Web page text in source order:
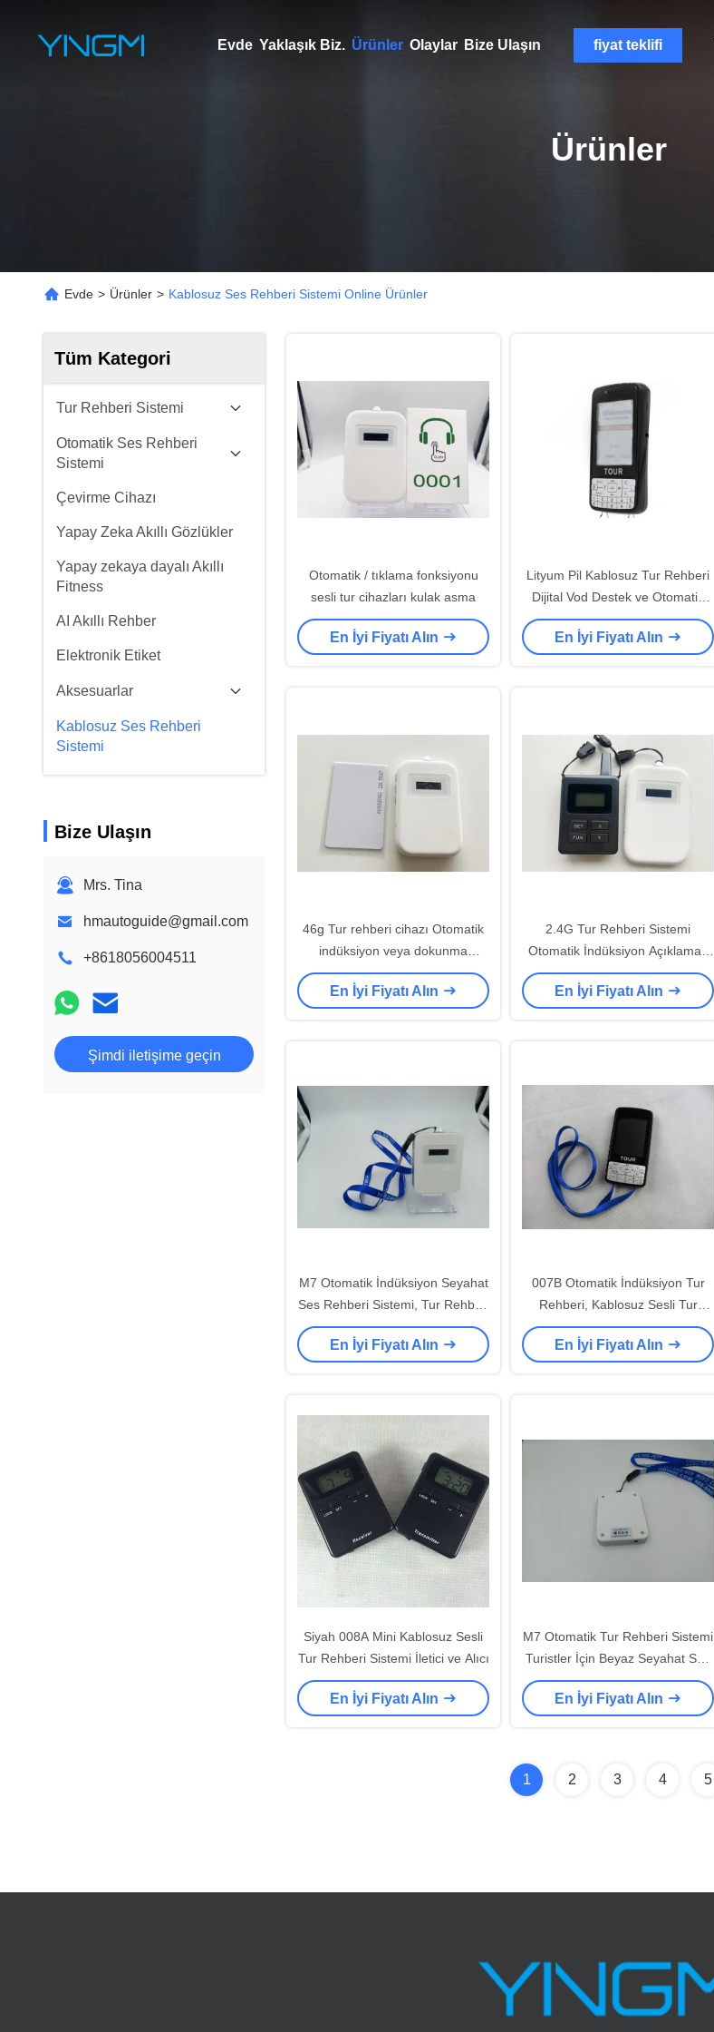
Evde Yaklaşık Biz. Ürünler Olaylar Bize Ulaşın fiyat teklifi
Ürünler
Evde > Ürünler > Kablosuz Ses Rehberi Sistemi Online Ürünler
Tüm Kategori
Tur Rehberi Sistemi
Otomatik Ses Rehberi
Sistemi
Çevirme Cihazı
Yapay Zeka Akıllı Gözlükler
Yapay zekaya dayalı Akıllı
Fitness
AI Akıllı Rehber
Elektronik Etiket
Aksesuarlar
Kablosuz Ses Rehberi
Sistemi
Bize Ulaşın
Mrs. Tina
hmautoguide@gmail.com
+8618056004511
Şimdi iletişime geçin
Otomatik / tıklama fonksiyonu
sesli tur cihazları kulak asma
En İyi Fiyatı Alın
Lityum Pil Kablosuz Tur Rehberi
Dijital Vod Destek ve Otomatik
İndüksiyon
En İyi Fiyatı Alın
46g Tur rehberi cihazı Otomatik
indüksiyon veya dokunma
açıklamaları
En İyi Fiyatı Alın
2.4G Tur Rehberi Sistemi
Otomatik İndüksiyon Açıklamak
için
En İyi Fiyatı Alın
M7 Otomatik İndüksiyon Seyahat
Ses Rehberi Sistemi, Tur Rehberi
Mikrofon Hoparlör
En İyi Fiyatı Alın
007B Otomatik İndüksiyon Tur
Rehberi, Kablosuz Sesli Tur
Rehberi Sistemi
En İyi Fiyatı Alın
Siyah 008A Mini Kablosuz Sesli
Tur Rehberi Sistemi İletici ve Alıcı
En İyi Fiyatı Alın
M7 Otomatik Tur Rehberi Sistemi
Turistler İçin Beyaz Seyahat Ses
Rehberi
En İyi Fiyatı Alın
1 2 3 4 5